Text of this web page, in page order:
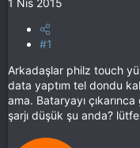
1 Nis 2015
#1
Arkadaşlar philz touch
data yaptım tel dondu
ama. Bataryayı
şarjı düşük şu anda?